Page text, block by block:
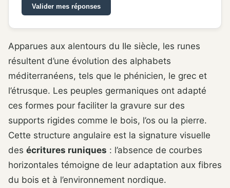
Valider mes réponses
Apparues aux alentours du IIe siècle, les runes
résultent d’une évolution des alphabets
méditerranéens, tels que le phénicien, le grec et
l’étrusque. Les peuples germaniques ont adapté
ces formes pour faciliter la gravure sur des
supports rigides comme le bois, l’os ou la pierre.
Cette structure angulaire est la signature visuelle
des écritures runiques : l’absence de courbes
horizontales témoigne de leur adaptation aux fibres
du bois et à l’environnement nordique.